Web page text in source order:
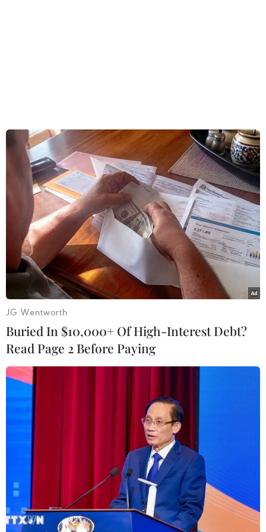
#Bộ Giao thông vận tải #Thu phí tự dộng
#BOT
#Quốc lộ 1
#Đường Hồ Chí Minh
Ngành đường sắt hướng tới
mục tiêu 1.500 container
vận tải liên vận Trung
Tỉnh Quảng Ninh mở
hướng kết nối mới với
chuỗi kinh tế phía Bắc
JG Wentworth
Buried In $10,000+ Of High-Interest Debt?
Read Page 2 Before Paying